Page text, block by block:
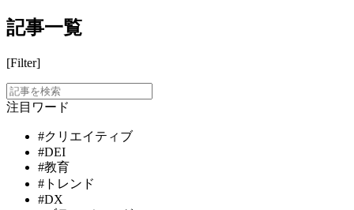
記事一覧
[Filter]
注目ワード
#クリエイティブ
#DEI
#教育
#トレンド
#DX